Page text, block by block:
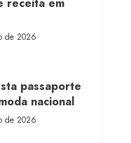
receita em
de 2026
passaporte
nacional
de 2026